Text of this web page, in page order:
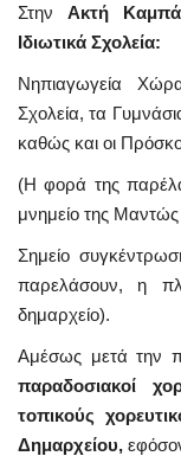
Στην Ακτή
Ιδιωτικά Σχολεία:
Νηπιαγωγεία
Σχολεία, τα
καθώς και οι
(Η φορά της
μνημείο της
Σημείο
παρελάσουν, η
δημαρχείο).
Αμέσως μετά την
παραδοσιακοί
τοπικούς
Δημαρχείου,